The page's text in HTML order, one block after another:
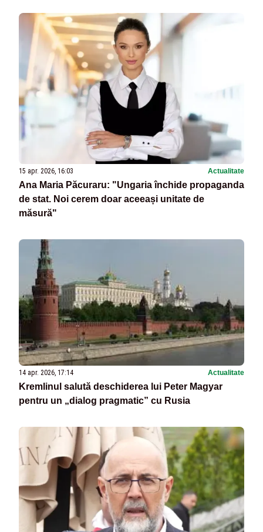
15 apr. 2026, 16:03 Actualitate
Ana Maria Păcuraru: "Ungaria închide propaganda
de stat. Noi cerem doar aceeași unitate de
măsură"
14 apr. 2026, 17:14 Actualitate
Kremlinul salută deschiderea lui Peter Magyar
pentru un „dialog pragmatic” cu Rusia